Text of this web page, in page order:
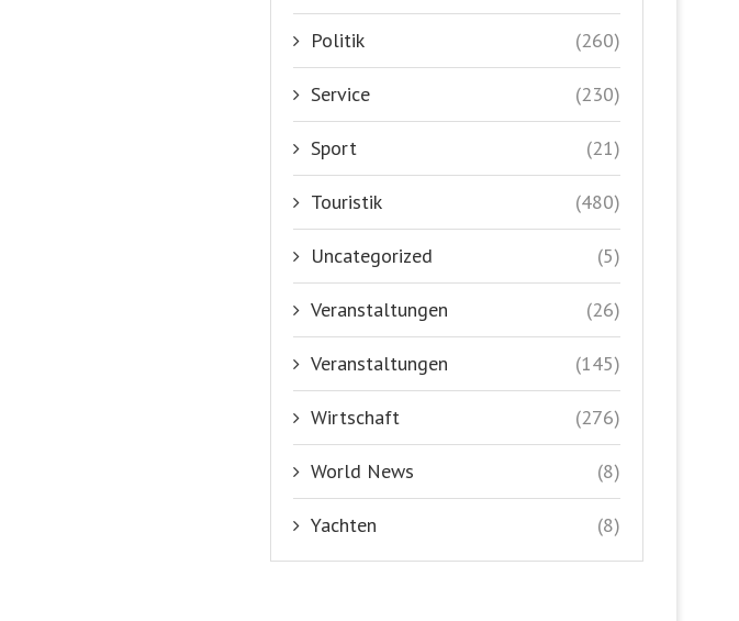
Politik (260)
Service (230)
Sport (21)
Touristik (480)
Uncategorized (5)
Veranstaltungen (26)
Veranstaltungen (145)
Wirtschaft (276)
World News (8)
Yachten (8)